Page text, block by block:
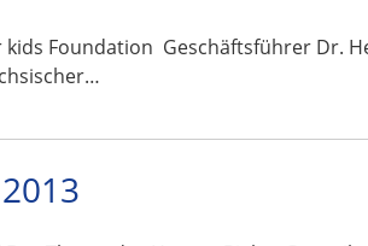
kids Foundation Geschäftsführer Dr.